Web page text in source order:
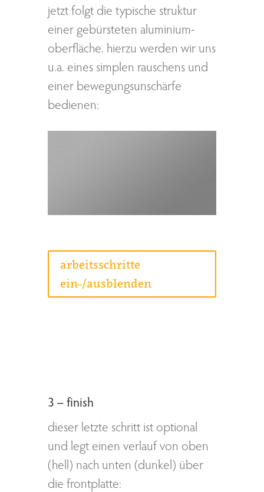
jetzt folgt die typische struktur
einer gebürsteten aluminium-
oberfläche. hierzu werden wir uns
u.a. eines simplen rauschens und
einer bewegungsunschärfe
bedienen:
arbeitsschritte
ein-/ausblenden
3 – finish
dieser letzte schritt ist optional
und legt einen verlauf von oben
(hell) nach unten (dunkel) über
die frontplatte: